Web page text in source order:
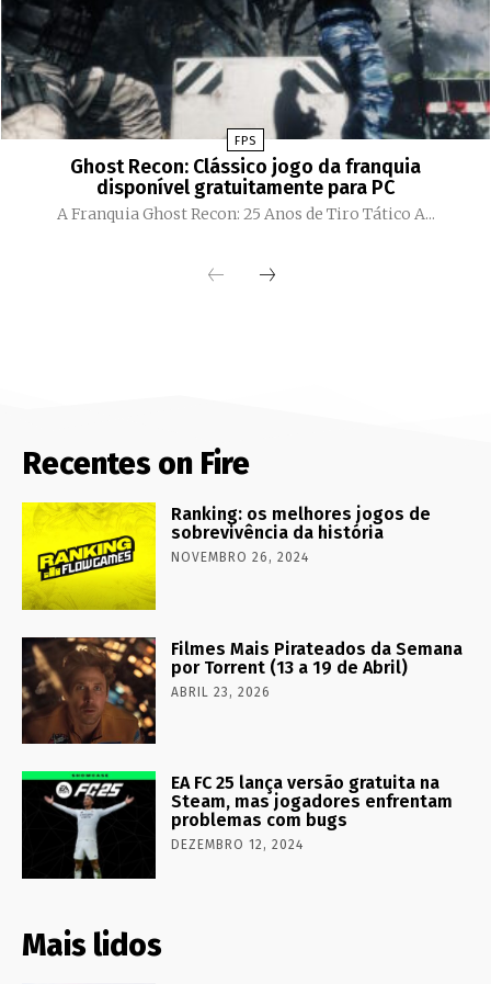
FPS
Ghost Recon: Clássico jogo da franquia
disponível gratuitamente para PC
A Franquia Ghost Recon: 25 Anos de Tiro Tático A...
Recentes on Fire
Ranking: os melhores jogos de
sobrevivência da história
NOVEMBRO 26, 2024
Filmes Mais Pirateados da Semana
por Torrent (13 a 19 de Abril)
ABRIL 23, 2026
EA FC 25 lança versão gratuita na
Steam, mas jogadores enfrentam
problemas com bugs
DEZEMBRO 12, 2024
Mais lidos